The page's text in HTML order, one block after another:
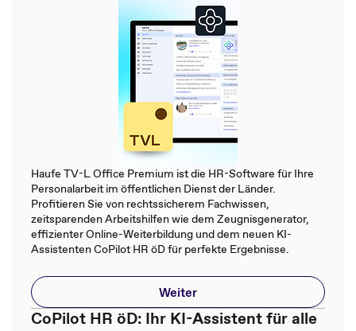
Haufe TV-L Office Premium ist die HR-Software für Ihre
Personalarbeit im öffentlichen Dienst der Länder.
Profitieren Sie von rechtssicherem Fachwissen,
zeitsparenden Arbeitshilfen wie dem Zeugnisgenerator,
effizienter Online-Weiterbildung und dem neuen KI-
Assistenten CoPilot HR öD für perfekte Ergebnisse.
Weiter
CoPilot HR öD: Ihr KI-Assistent für alle